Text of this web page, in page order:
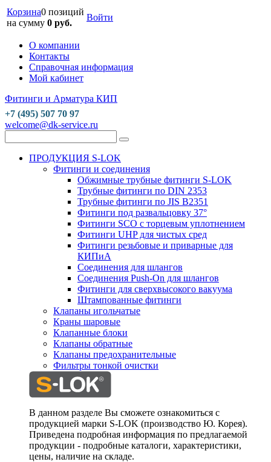
Корзина0 позиций
на сумму 0 руб.
Войти
О компании
Контакты
Справочная информация
Мой кабинет
Фитинги и Арматура КИП
+7 (495) 507 70 97
welcome@dk-service.ru
ПРОДУКЦИЯ S-LOK
Фитинги и соединения
Обжимные трубные фитинги S-LOK
Трубные фитинги по DIN 2353
Трубные фитинги по JIS B2351
Фитинги под развальцовку 37°
Фитинги SCO с торцевым уплотнением
Фитинги UHP для чистых сред
Фитинги резьбовые и приварные для
КИПиА
Соединения для шлангов
Соединения Push-On для шлангов
Фитинги для сверхвысокого вакуума
Штампованные фитинги
Клапаны игольчатые
Краны шаровые
Клапанные блоки
Клапаны обратные
Клапаны предохранительные
Фильтры тонкой очистки
В данном разделе Вы сможете ознакомиться с
продукцией марки S-LOK (производство Ю. Корея).
Приведена подробная информация по предлагаемой
продукции - подробные каталоги, характеристики,
цены, наличие на складе.